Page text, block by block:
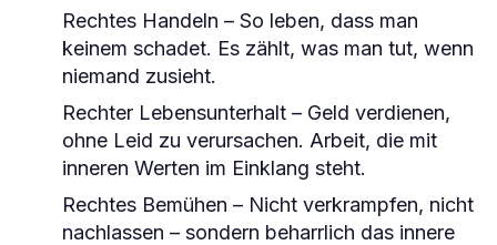
Rechtes Handeln – So leben, dass man
keinem schadet. Es zählt, was man tut, wenn
niemand zusieht.
Rechter Lebensunterhalt – Geld verdienen,
ohne Leid zu verursachen. Arbeit, die mit
inneren Werten im Einklang steht.
Rechtes Bemühen – Nicht verkrampfen, nicht
nachlassen – sondern beharrlich das innere